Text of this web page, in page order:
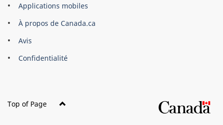
siteApplications mobiles
À propos de Canada.ca
Avis
Confidentialité
Top of Page